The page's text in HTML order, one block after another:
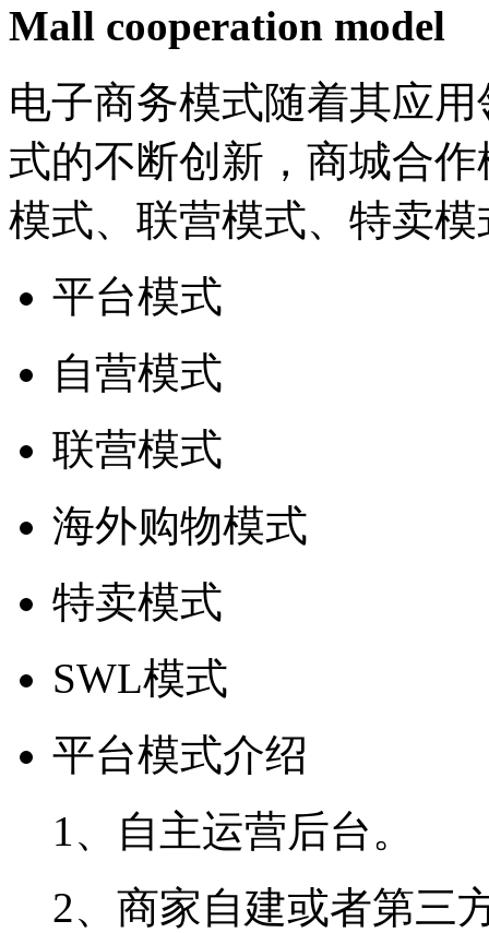
Mall cooperation model
电子商务模式随着其应
式的不断创新，商城合
模式、联营模式、特卖模
平台模式
自营模式
联营模式
海外购物模式
特卖模式
SWL模式
平台模式介绍
1、自主运营后台。
2、商家自建或者第三